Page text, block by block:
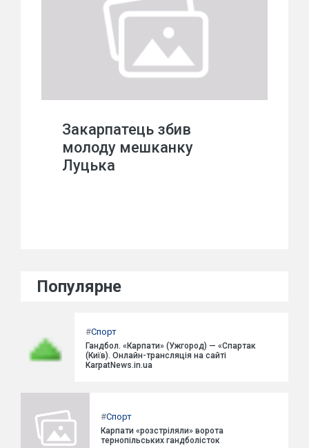
Закарпатець збив
молоду мешканку
Луцька
Популярне
#Спорт
Гандбол. «Карпати» (Ужгород) — «Спартак
(Київ). Онлайн-трансляція на сайті
KarpatNews.in.ua
#Спорт
Карпати «розстріляли» ворота
тернопільських гандболісток